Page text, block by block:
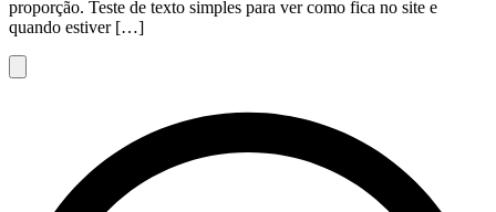
proporção. Teste de texto simples para ver como fica no site e
quando estiver […]